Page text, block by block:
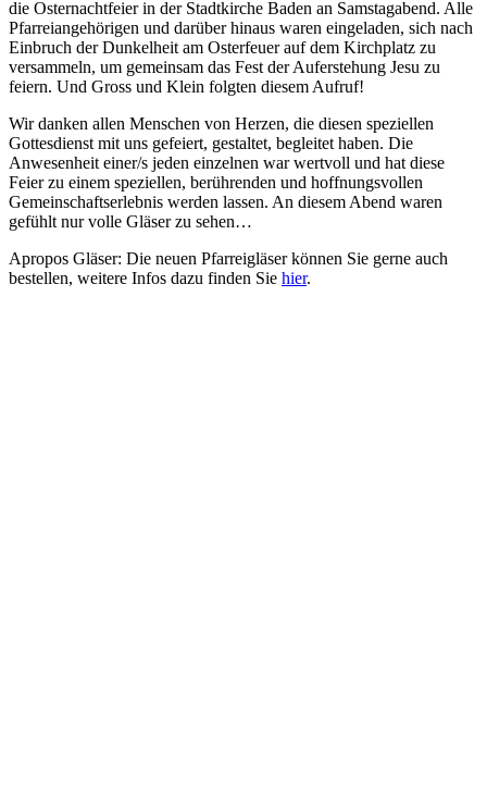
die Osternachtfeier in der Stadtkirche Baden an Samstagabend. Alle
Pfarreiangehörigen und darüber hinaus waren eingeladen, sich nach
Einbruch der Dunkelheit am Osterfeuer auf dem Kirchplatz zu
versammeln, um gemeinsam das Fest der Auferstehung Jesu zu
feiern. Und Gross und Klein folgten diesem Aufruf!
Wir danken allen Menschen von Herzen, die diesen speziellen
Gottesdienst mit uns gefeiert, gestaltet, begleitet haben. Die
Anwesenheit einer/s jeden einzelnen war wertvoll und hat diese
Feier zu einem speziellen, berührenden und hoffnungsvollen
Gemeinschaftserlebnis werden lassen. An diesem Abend waren
gefühlt nur volle Gläser zu sehen…
Apropos Gläser: Die neuen Pfarreigläser können Sie gerne auch
bestellen, weitere Infos dazu finden Sie hier.